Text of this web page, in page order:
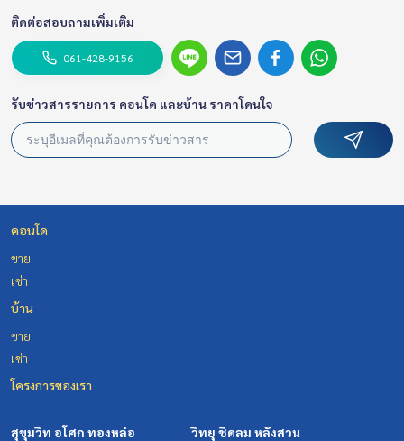
ติดต่อสอบถามเพิ่มเติม
061-428-9156
รับข่าวสารรายการ คอนโด และบ้าน ราคาโดนใจ
คอนโด
ขาย
เช่า
บ้าน
ขาย
เช่า
โครงการของเรา
สุขุมวิท อโศก ทองหล่อ
วิทยุ ชิดลม หลังสวน